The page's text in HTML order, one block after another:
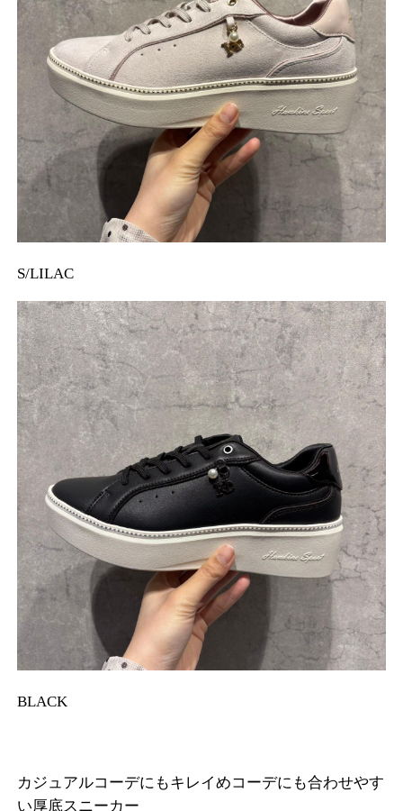
S/LILAC
BLACK
カジュアルコーデにもキレイめコーデにも合わせやす
い厚底スニーカー